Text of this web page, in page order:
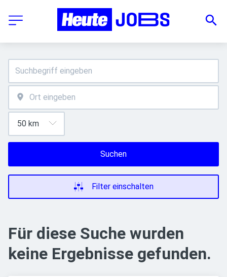
Suchen
Filter einschalten
Für diese Suche wurden
keine Ergebnisse gefunden.